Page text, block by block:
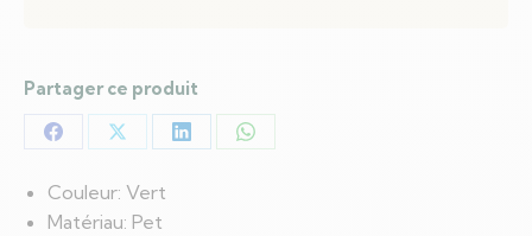
Couleur: Vert
Matériau: Pet
Partager ce produit
Partager
sur
Facebook
Partager
sur
X
PartagerPartager